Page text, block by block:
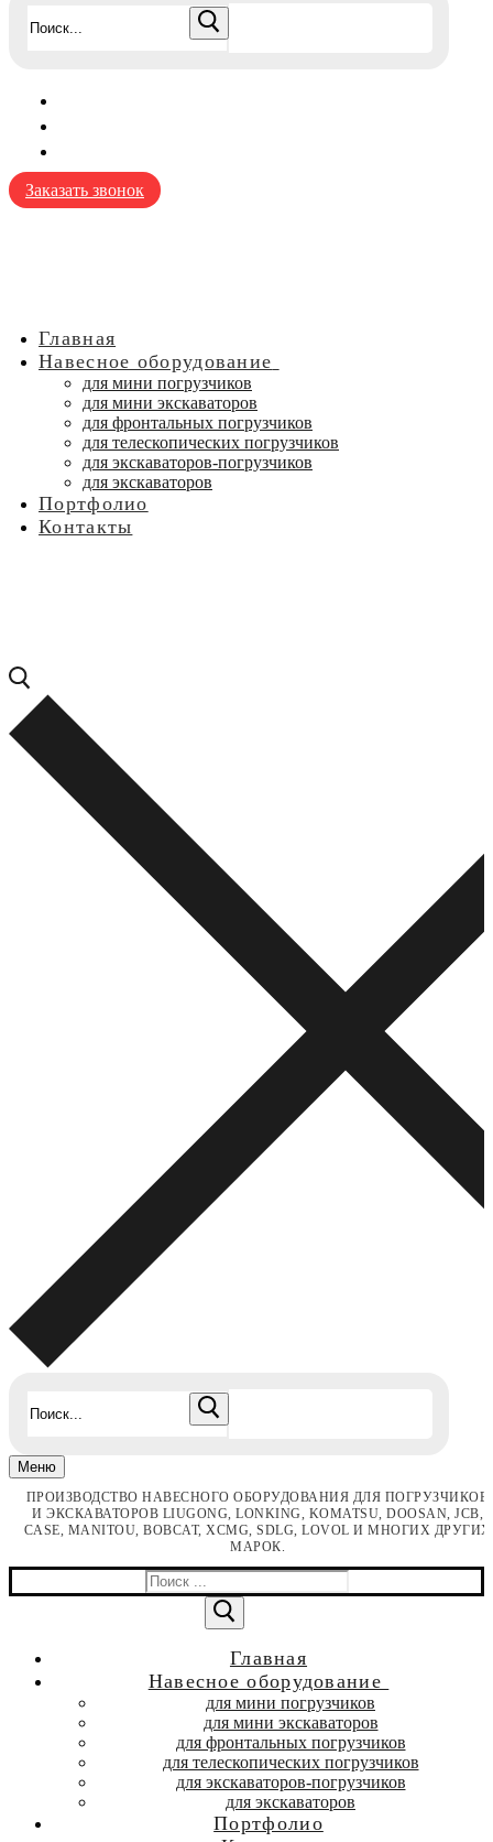
Заказать звонок
Главная
Навесное оборудование
для мини погрузчиков
для мини экскаваторов
для фронтальных погрузчиков
для телескопических погрузчиков
для экскаваторов-погрузчиков
для экскаваторов
Портфолио
Контакты
Меню
ПРОИЗВОДСТВО НАВЕСНОГО ОБОРУДОВАНИЯ ДЛЯ ПОГРУЗЧИКОВ
И ЭКСКАВАТОРОВ LIUGONG, LONKING, KOMATSU, DOOSAN, JCB,
CASE, MANITOU, BOBCAT, XCMG, SDLG, LOVOL И МНОГИХ ДРУГИХ
МАРОК.
Найти:
Главная
Навесное оборудование
для мини погрузчиков
для мини экскаваторов
для фронтальных погрузчиков
для телескопических погрузчиков
для экскаваторов-погрузчиков
для экскаваторов
Портфолио